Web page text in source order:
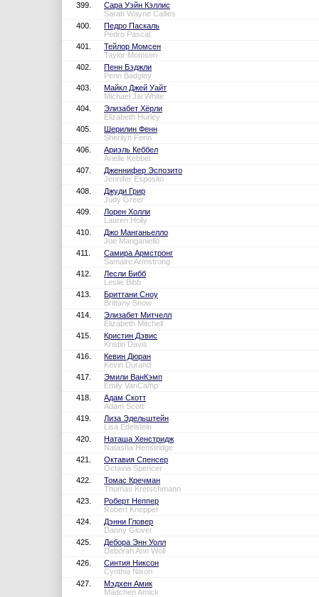
399.
Сара Уэйн Кэллис
Sarah Wayne Callies
400.
Педро Паскаль
Pedro Pascal
401.
Тейлор Момсен
Taylor Momsen
402.
Пенн Бэджли
Penn Badgley
403.
Майкл Джей Уайт
Michael Jai White
404.
Элизабет Хёрли
Elizabeth Hurley
405.
Шерилин Фенн
Sherilyn Fenn
406.
Ариэль Кеббел
Arielle Kebbel
407.
Дженнифер Эспозито
Jennifer Esposito
408.
Джуди Грир
Judy Greer
409.
Лорен Холли
Lauren Holly
410.
Джо Манганьелло
Joe Manganiello
411.
Самира Армстронг
Samaire Armstrong
412.
Лесли Бибб
Leslie Bibb
413.
Бриттани Сноу
Brittany Snow
414.
Элизабет Митчелл
Elizabeth Mitchell
415.
Кристин Дэвис
Kristin Davis
416.
Кевин Дюран
Kevin Durand
417.
Эмили ВанКэмп
Emily VanCamp
418.
Адам Скотт
Adam Scott
419.
Лиза Эдельштейн
Lisa Edelstein
420.
Наташа Хенстридж
Natasha Henstridge
421.
Октавия Спенсер
Octavia Spencer
422.
Томас Кречман
Thomas Kretschmann
423.
Роберт Неппер
Robert Knepper
424.
Дэнни Гловер
Danny Glover
425.
Дебора Энн Уолл
Deborah Ann Woll
426.
Синтия Никсон
Cynthia Nixon
427.
Мэдхен Амик
Mädchen Amick